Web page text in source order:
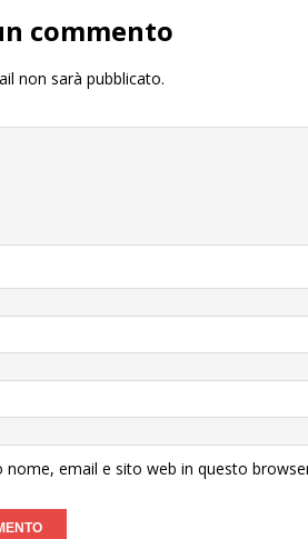
commento
non sarà pubblicato.
nome, email e sito web in questo